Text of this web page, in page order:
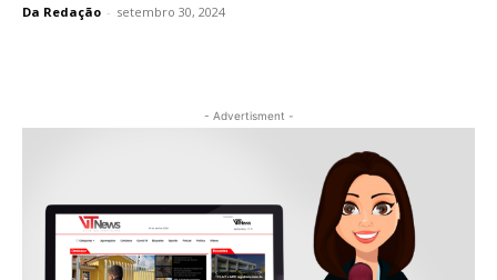
Da Redação - setembro 30, 2024
- Advertisment -